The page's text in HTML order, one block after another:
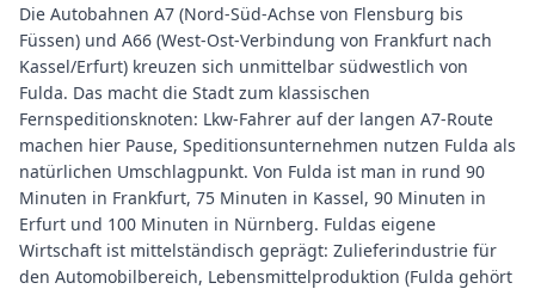
Die Autobahnen A7 (Nord-Süd-Achse von Flensburg bis
Füssen) und A66 (West-Ost-Verbindung von Frankfurt nach
Kassel/Erfurt) kreuzen sich unmittelbar südwestlich von
Fulda. Das macht die Stadt zum klassischen
Fernspeditionsknoten: Lkw-Fahrer auf der langen A7-Route
machen hier Pause, Speditionsunternehmen nutzen Fulda als
natürlichen Umschlagpunkt. Von Fulda ist man in rund 90
Minuten in Frankfurt, 75 Minuten in Kassel, 90 Minuten in
Erfurt und 100 Minuten in Nürnberg. Fuldas eigene
Wirtschaft ist mittelständisch geprägt: Zulieferindustrie für
den Automobilbereich, Lebensmittelproduktion (Fulda gehört